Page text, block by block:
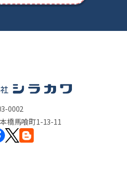
0002
橋馬喰町1-13-11